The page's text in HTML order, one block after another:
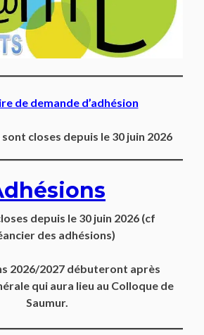
de demande d’adhésion
closes depuis le 30 juin 2026
depuis le 30 juin 2026 (cf
des adhésions)
2026/2027 débuteront après
qui aura lieu au Colloque de
Saumur.